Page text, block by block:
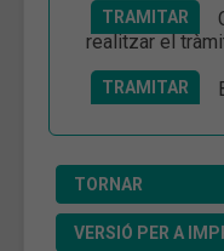
TRAMITAR
realitzar el
TRAMITAR
TORNAR
VERSIÓ PER A